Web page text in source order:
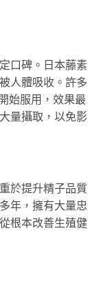
口碑。日本藤素
人體吸收。許多
始服用，效果最
量攝取，以免影
於提升精子品質
年，擁有大量忠
根本改善生殖健